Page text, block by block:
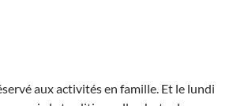
aux activités en famille. Et le lundi